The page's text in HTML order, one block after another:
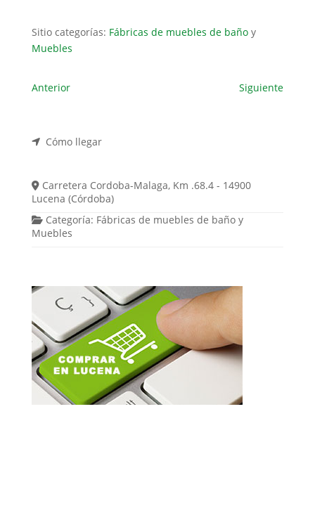
Sitio categorías: Fábricas de muebles de bañoy
Muebles
Anterior Siguiente
Cómo llegar
Carretera Cordoba-Malaga, Km .68.4 - 14900
Lucena (Córdoba)
Categoría: Fábricas de muebles de baño y
Muebles